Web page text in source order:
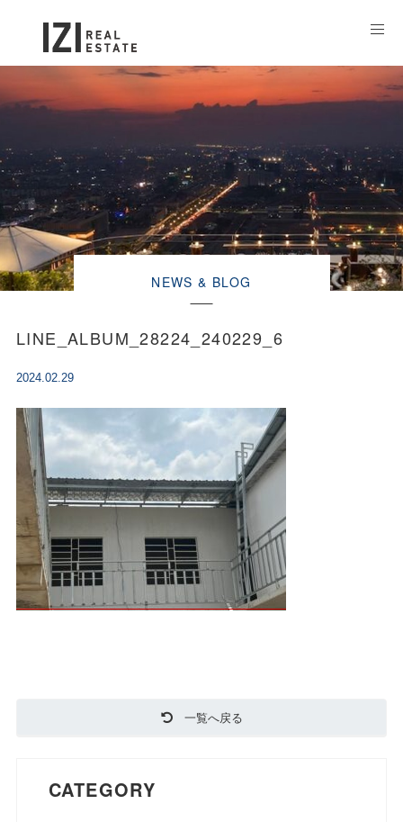
NEWS & BLOG
LINE_ALBUM_28224_240229_6
2024.02.29
一覧へ戻る
CATEGORY